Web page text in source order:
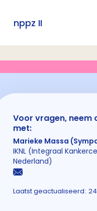
nppz II
Voor vragen, neem
met:
Marieke Massa
IKNL (Integraal
Nederland)
Laatst geactualiseerd: